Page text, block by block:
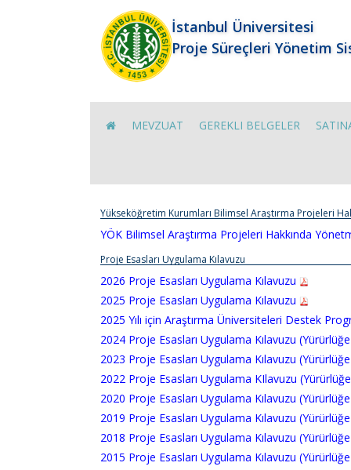
İstanbul Üniversitesi
Proje Süreçleri Yönetim
MEVZUAT GEREKLI BELGELER
Yükseköğretim Kurumları Bilimsel Araştırma Projeleri
YÖK Bilimsel Araştırma Projeleri Hakkında
Proje Esasları Uygulama Kılavuzu
2026 Proje Esasları Uygulama Kılavuzu
2025 Proje Esasları Uygulama Kılavuzu
2025 Yılı için Araştırma Üniversiteleri Destek
2024 Proje Esasları Uygulama Kılavuzu
2023 Proje Esasları Uygulama Kılavuzu
2022 Proje Esasları Uygulama KIlavuzu
2020 Proje Esasları Uygulama Kılavuzu
2019 Proje Esasları Uygulama Kılavuzu
2018 Proje Esasları Uygulama Kılavuzu
2015 Proje Esasları Uygulama Kılavuzu